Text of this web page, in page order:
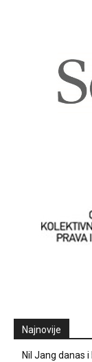
Najnovije
Nil Jang danas